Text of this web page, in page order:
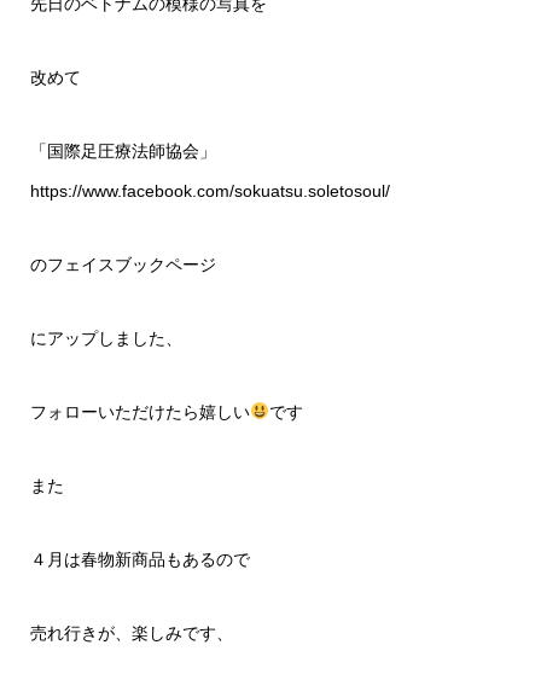
改めて
「国際足圧療法師協会」
https://www.facebook.com/sokuatsu.soletosoul/
のフェイスブックページ
にアップしました、
フォローいただけたら嬉しい です
また
４月は春物新商品もあるので
売れ行きが、楽しみです、